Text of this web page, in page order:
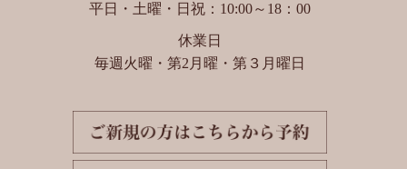
平日・土曜・日祝：10:00～18：00
休業日
毎週火曜・第2月曜・第３月曜日